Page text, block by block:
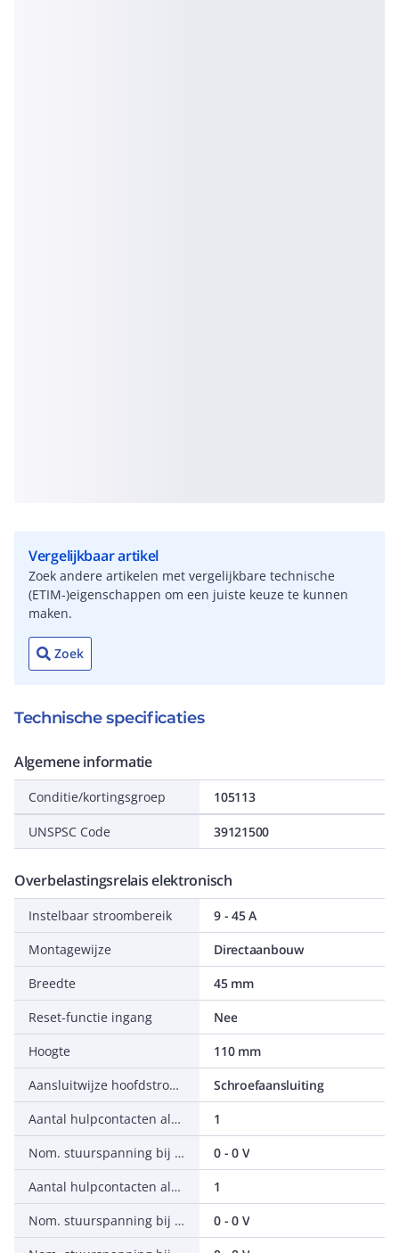
Vergelijkbaar artikel
Zoek andere artikelen met vergelijkbare technische
(ETIM-)eigenschappen om een juiste keuze te kunnen
maken.
Zoek
Technische specificaties
Algemene informatie
Conditie/kortingsgroep 105113
UNSPSC Code 39121500
Overbelastingsrelais elektronisch
Instelbaar stroombereik
9 - 45 A
Montagewijze
Directaanbouw
Breedte
45 mm
Reset-functie ingang
Nee
Hoogte
110 mm
Aansluitwijze hoofdstroomcircuit
Schroefaansluiting
Aantal hulpcontacten als verbreekcontact
1
Nom. stuurspanning bij DC
0 - 0 V
Aantal hulpcontacten als maakcontact
1
Nom. stuurspanning bij AC 50 Hz
0 - 0 V